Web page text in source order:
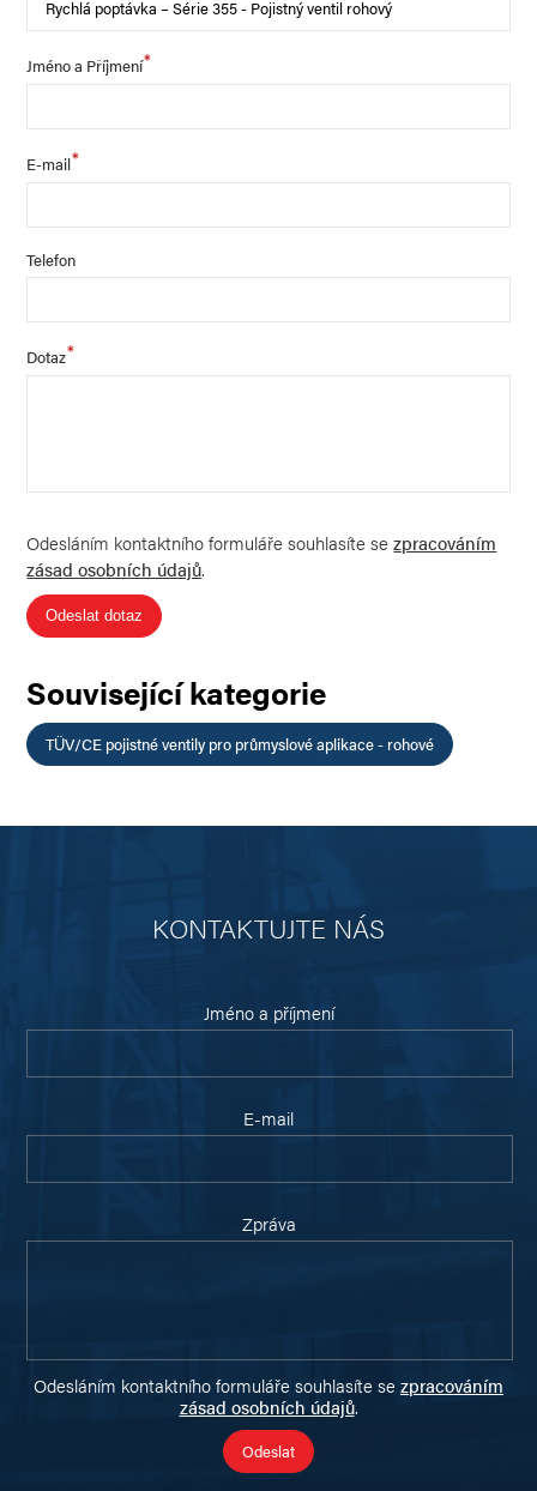
Jméno a Příjmení*
E-mail*
Telefon
Dotaz*
Odesláním kontaktního formuláře souhlasíte sezpracováním
zásad osobních údajů.
Odeslat dotaz
Související kategorie
TÜV/CE pojistné ventily pro průmyslové aplikace - rohové
KONTAKTUJTE NÁS
Jméno a příjmení
E-mail
Zpráva
Odesláním kontaktního formuláře souhlasíte se zpracováním
zásad osobních údajů.